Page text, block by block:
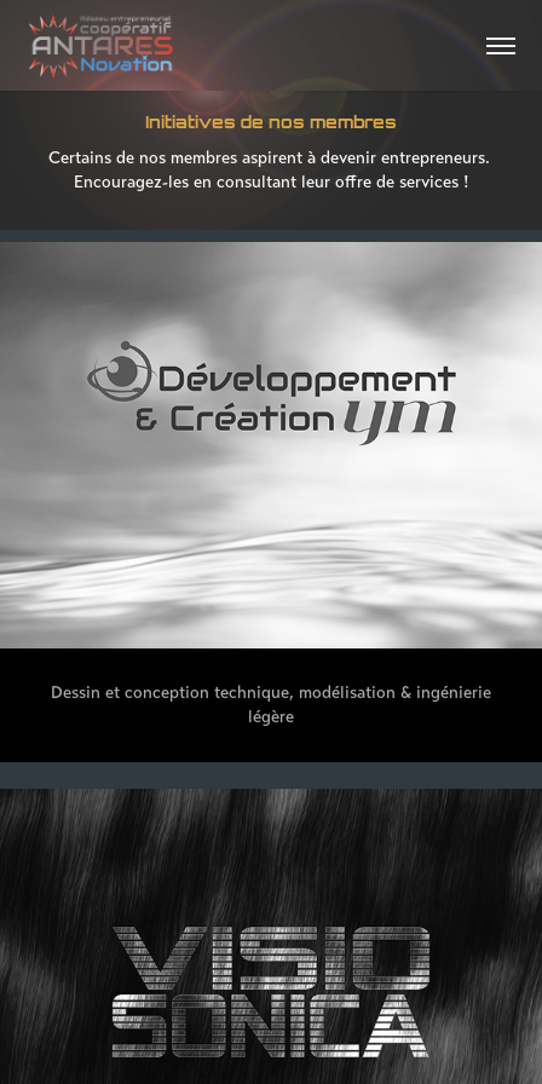
Initiatives de nos membres
Certains de nos membres aspirent à devenir entrepreneurs.
Encouragez-les en consultant leur offre de services !
Dessin et conception technique, modélisation & ingénierie
légère